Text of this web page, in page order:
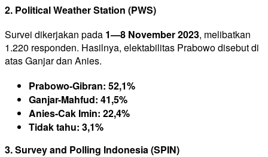
2. Political Weather Station (PWS)
Survei dikerjakan pada 1—8 November 2023, melibatkan
1.220 responden. Hasilnya, elektabilitas Prabowo disebut di
atas Ganjar dan Anies.
Prabowo-Gibran: 52,1%
Ganjar-Mahfud: 41,5%
Anies-Cak Imin: 22,4%
Tidak tahu: 3,1%
3. Survey and Polling Indonesia (SPIN)